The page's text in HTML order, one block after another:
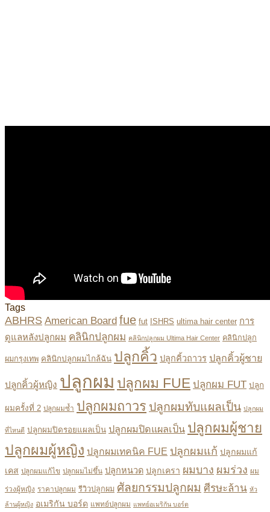
Tags
ABHRS American Board fue fut ISHRS ultima hair center การ
ดูแลหลังปลูกผม คลินิกปลูกผม คลินิกปลูกผม Ultima Hair Center คลินิกปลูก
ผมกรุงเทพ คลินิกปลูกผมไกล้ฉัน ปลูกคิ้ว ปลูกคิ้วถาวร ปลูกคิ้วผู้ชาย
ปลูกคิ้วผู้หญิง ปลูกผม ปลูกผม FUE ปลูกผม FUT ปลูก
ผมครั้งที่ 2 ปลูกผมซ้ำ ปลูกผมถาวร ปลูกผมทับแผลเป็น ปลูกผม
ที่ไหนดี ปลูกผมปิดรอยแผลเป็น ปลูกผมปิดแผลเป็น ปลูกผมผู้ชาย
ปลูกผมผู้หญิง ปลูกผมเทคนิค FUE ปลูกผมแก้ ปลูกผมแก้
เคส ปลูกผมแก้ไข ปลูกผมไม่ขึ้น ปลูกหนวด ปลูกเครา ผมบาง ผมร่วง ผม
ร่วงผู้หญิง ราคาปลูกผม รีวิวปลูกผม ศัลยกรรมปลูกผม ศีรษะล้าน หัว
ล้านผู้หญิง อเมริกัน บอร์ด แพทย์ปลูกผม แพทย์อเมริกัน บอร์ด